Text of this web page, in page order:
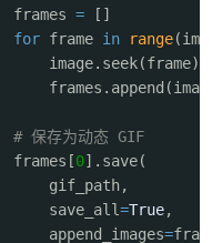
frames =
[]
for frame in range
image.seek(frame)
# 保存为动态 GIF
frames[0].save(
gif_path,
save_all=True,
append_images=